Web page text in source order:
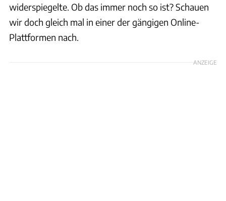
widerspiegelte. Ob das immer noch so ist? Schauen
wir doch gleich mal in einer der gängigen Online-
Plattformen nach.
ANZEIGE